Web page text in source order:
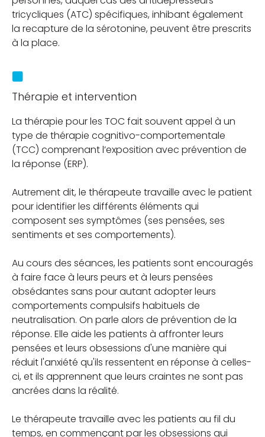
tricycliques (ATC) spécifiques, inhibant également
la recapture de la sérotonine, peuvent être prescrits
à la place.
Thérapie et intervention
La thérapie pour les TOC fait souvent appel à un
type de thérapie cognitivo-comportementale
(TCC) comprenant l’exposition avec prévention de
la réponse (ERP).
Autrement dit, le thérapeute travaille avec le patient
pour identifier les différents éléments qui
composent ses symptômes (ses pensées, ses
sentiments et ses comportements).
Au cours des séances, les patients sont encouragés
à faire face à leurs peurs et à leurs pensées
obsédantes sans pour autant adopter leurs
comportements compulsifs habituels de
neutralisation. On parle alors de prévention de la
réponse. Elle aide les patients à affronter leurs
pensées et leurs obsessions d'une manière qui
réduit l'anxiété qu'ils ressentent en réponse à celles-
ci, et ils apprennent que leurs craintes ne sont pas
ancrées dans la réalité.
Le thérapeute travaille avec les patients au fil du
temps, en commençant par les obsessions qui